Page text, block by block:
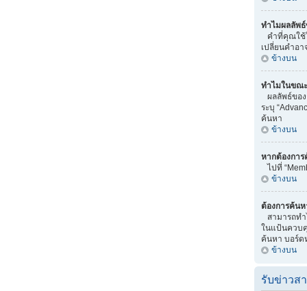
ทำไมผลลัพธ์
คำที่คุณใช้
เปลี่ยนคำอ
ข้างบน
ทำไมในขณ
ผลลัพธ์ขอ
ระบุ
ค้นหา
ข้างบน
หากต้องกา
ไปที่
ข้างบน
ต้องการค้น
สามารถทำ
ในแป้นควบ
ค้นหา บอร์ด
ข้างบน
รับข่าวส